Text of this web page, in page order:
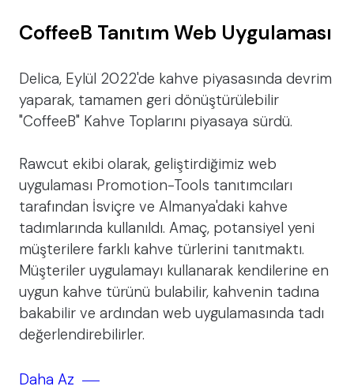
CoffeeB Tanıtım Web Uygulaması
Delica, Eylül 2022'de kahve piyasasında devrim
yaparak, tamamen geri dönüştürülebilir
"CoffeeB" Kahve Toplarını piyasaya sürdü.
Rawcut ekibi olarak, geliştirdiğimiz web
uygulaması Promotion-Tools tanıtımcıları
tarafından İsviçre ve Almanya'daki kahve
tadımlarında kullanıldı. Amaç, potansiyel yeni
müşterilere farklı kahve türlerini tanıtmaktı.
Müşteriler uygulamayı kullanarak kendilerine en
uygun kahve türünü bulabilir, kahvenin tadına
bakabilir ve ardından web uygulamasında tadı
değerlendirebilirler.
Daha Az